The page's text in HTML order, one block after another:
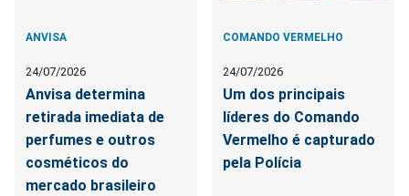
ANVISA
24/07/2026
Anvisa determina
retirada imediata de
perfumes e outros
cosméticos do
mercado brasileiro
COMANDO VERMELHO
24/07/2026
Um dos principais
líderes do Comando
Vermelho é capturado
pela Polícia